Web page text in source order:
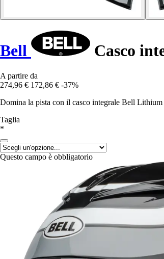
Bell Casco
A partire da
274,96 € 172,86 € -37%
Domina la pista con il casco integrale Bell
Taglia
*
Questo campo è obbligatorio